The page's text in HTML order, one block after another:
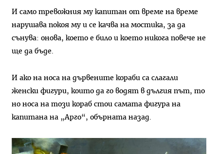
И само тревожния му капитан от време на време
нарушава покоя му и се качва на мостика, за да
сънува: онова, което е било и което никога повече не
ще да бъде.
И ако на носа на дървените кораби са слагали
женски фигури, които да го водят в дългия път, то
но носа на този кораб стои самата фигура на
капитана на „Арго“, обърната назад.